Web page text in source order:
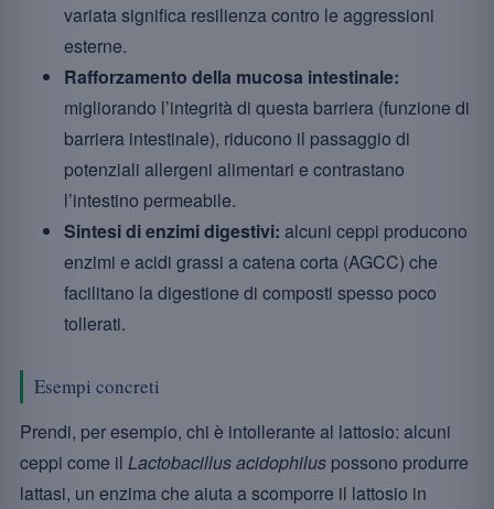
variata significa resilienza contro le aggressioni
esterne.
Rafforzamento della mucosa intestinale:
migliorando l’integrità di questa barriera (funzione di
barriera intestinale), riducono il passaggio di
potenziali allergeni alimentari e contrastano
l’intestino permeabile.
Sintesi di enzimi digestivi: alcuni ceppi producono
enzimi e acidi grassi a catena corta (AGCC) che
facilitano la digestione di composti spesso poco
tollerati.
Esempi concreti
Prendi, per esempio, chi è intollerante al lattosio: alcuni
ceppi come il Lactobacillus acidophilus possono produrre
lattasi, un enzima che aiuta a scomporre il lattosio in